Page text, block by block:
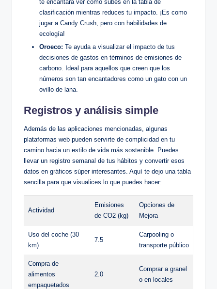
te encantará ver cómo subes en la tabla de
clasificación mientras reduces tu impacto. ¡Es como
jugar a Candy Crush, pero con habilidades de
ecología!
Oroeco: Te ayuda a visualizar el impacto de tus
decisiones de gastos en términos de emisiones de
carbono. Ideal para aquellos que creen que los
números son tan encantadores como un gato con un
ovillo de lana.
Registros y análisis simple
Además de las aplicaciones mencionadas, algunas
plataformas web pueden servirte de complicidad en tu
camino hacia un estilo de vida más sostenible. Puedes
llevar un registro semanal de tus hábitos y convertir esos
datos en gráficos súper interesantes. Aquí te dejo una tabla
sencilla para que visualices lo que puedes hacer:
Actividad
Emisiones
de CO2 (kg)
Opciones de
Mejora
Uso del coche (30
km)
7.5
Carpooling o
transporte público
Compra de
alimentos
empaquetados
2.0
Comprar a granel
o en locales